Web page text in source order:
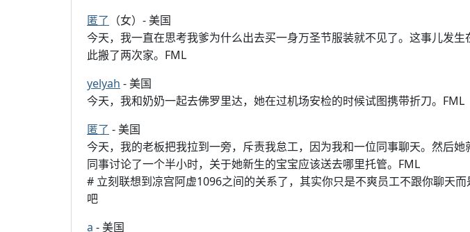
匿了 （女）- 美国
今天，我一直在思考我爹为什么出去买一身万圣节服装就不见了。这事儿发生
此搬了两次家。FML
yelyah - 美国
今天，我和奶奶一起去佛罗里达，她在过机场安检的时候试图携带折刀。FML
匿了 - 美国
今天，我的老板把我拉到一旁，斥责我怠工，因为我和一位同事聊天。然后她
同事讨论了一个半小时，关于她新生的宝宝应该送去哪里托管。FML
# 立刻联想到凉宫阿虚1096之间的关系了，其实你只是不爽员工不跟你聊天
吧
a - 美国